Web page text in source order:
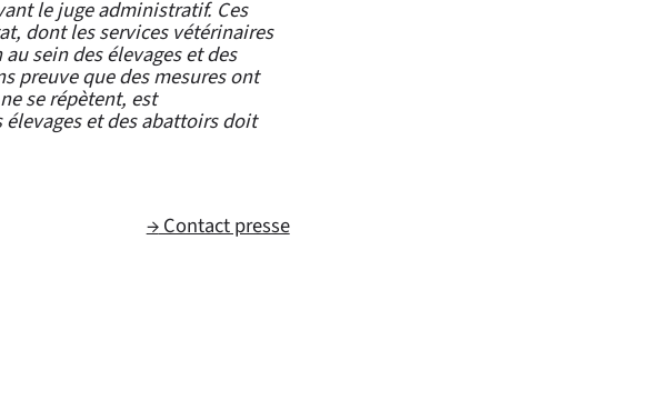
le juge administratif. Ces
dont les services vétérinaires
sein des élevages et des
preuve que des mesures ont
se répètent, est
et des abattoirs doit
→Contact presse